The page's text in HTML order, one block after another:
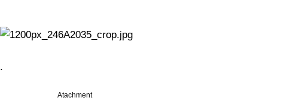
.
Atachment